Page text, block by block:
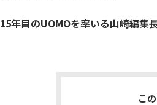
15年目のUOMOを率いる山崎編集
こ